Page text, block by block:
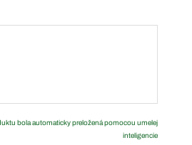
bola automaticky preložená pomocou umelej
inteligencie